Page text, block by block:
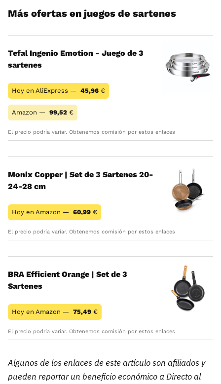
Más ofertas en juegos de sartenes
Tefal Ingenio Emotion - Juego de 3
sartenes
Hoy en AliExpress — 45,96 €
Amazon — 99,52 €
El precio podría variar. Obtenemos comisión por estos enlaces
Monix Copper | Set de 3 Sartenes 20-
24-28 cm
Hoy en Amazon — 60,99 €
El precio podría variar. Obtenemos comisión por estos enlaces
BRA Efficient Orange | Set de 3
Sartenes
Hoy en Amazon — 75,49 €
El precio podría variar. Obtenemos comisión por estos enlaces
Algunos de los enlaces de este artículo son afiliados y
pueden reportar un beneficio económico a Directo al